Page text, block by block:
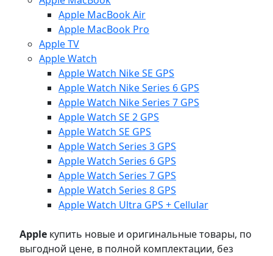
Apple MacBook Air
Apple MacBook Pro
Apple TV
Apple Watch
Apple Watch Nike SE GPS
Apple Watch Nike Series 6 GPS
Apple Watch Nike Series 7 GPS
Apple Watch SE 2 GPS
Apple Watch SE GPS
Apple Watch Series 3 GPS
Apple Watch Series 6 GPS
Apple Watch Series 7 GPS
Apple Watch Series 8 GPS
Apple Watch Ultra GPS + Cellular
Apple купить новые и оригинальные товары, по
выгодной цене, в полной комплектации, без